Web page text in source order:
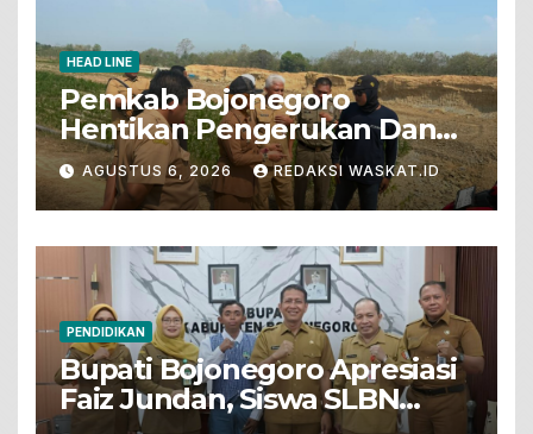
HEAD LINE
Pemkab Bojonegoro
Hentikan Pengerukan Dan
Penjualan Tanah Dari Lahan
Pertanian
AGUSTUS 6, 2026 REDAKSI WASKAT.ID
PENDIDIKAN
Bupati Bojonegoro Apresiasi
Faiz Jundan, Siswa SLBN